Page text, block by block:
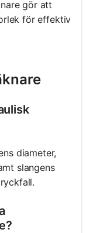
gör att
för effektiv
diameter,
slangens